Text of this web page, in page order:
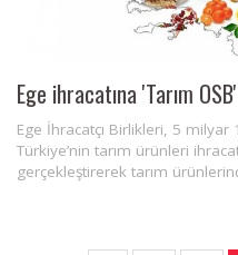
Ege ihracatına 'Tarım
Ege İhracatçı Birlikleri, 5
Türkiye’nin tarım ürünleri
gerçekleştirerek tarım